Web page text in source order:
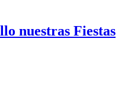
nuestras Fiestas